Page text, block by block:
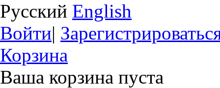
Русский English
Войти|
Корзина
Ваша корзина пуста